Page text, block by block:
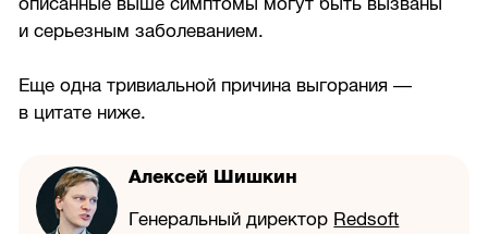
и серьезным заболеванием.
Еще одна тривиальной причина выгорания —
в цитате ниже.
Алексей Шишкин
Генеральный директор Redsoft